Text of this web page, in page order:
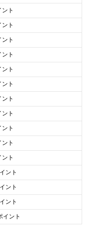
ト
ト
ト
ト
ト
ト
ト
ト
ト
ト
ト
ント
ント
ント
イント